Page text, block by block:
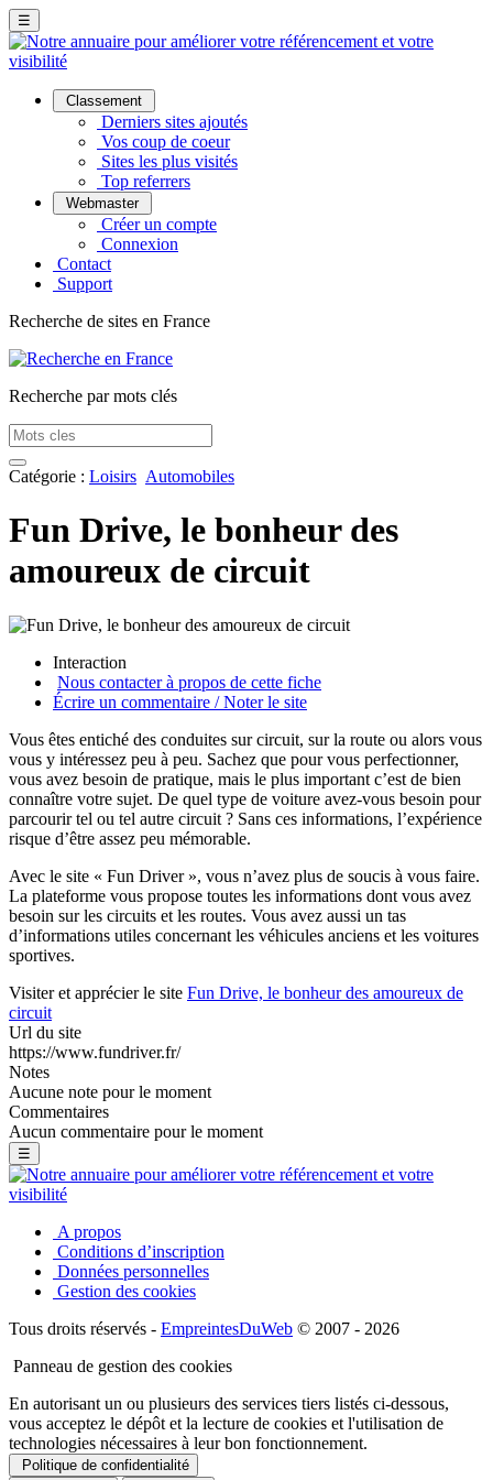
☰
Classement
Derniers sites ajoutés
Vos coup de coeur
Sites les plus visités
Top referrers
Webmaster
Créer un compte
Connexion
Contact
Support
Recherche de sites en France
Recherche par mots clés
Catégorie : Loisirs Automobiles
Fun Drive, le bonheur des
amoureux de circuit
Interaction
Nous contacter à propos de cette fiche
Écrire un commentaire / Noter le site
Vous êtes entiché des conduites sur circuit, sur la route ou alors vous
vous y intéressez peu à peu. Sachez que pour vous perfectionner,
vous avez besoin de pratique, mais le plus important c’est de bien
connaître votre sujet. De quel type de voiture avez-vous besoin pour
parcourir tel ou tel autre circuit ? Sans ces informations, l’expérience
risque d’être assez peu mémorable.
Avec le site « Fun Driver », vous n’avez plus de soucis à vous faire.
La plateforme vous propose toutes les informations dont vous avez
besoin sur les circuits et les routes. Vous avez aussi un tas
d’informations utiles concernant les véhicules anciens et les voitures
sportives.
Visiter et apprécier le site Fun Drive, le bonheur des amoureux de
circuit
Url du site
https://www.fundriver.fr/
Notes
Aucune note pour le moment
Commentaires
Aucun commentaire pour le moment
☰
A propos
Conditions d’inscription
Données personnelles
Gestion des cookies
Tous droits réservés - EmpreintesDuWeb © 2007 - 2026
Panneau de gestion des cookies
En autorisant un ou plusieurs des services tiers listés ci-dessous,
vous acceptez le dépôt et la lecture de cookies et l'utilisation de
technologies nécessaires à leur bon fonctionnement.
Politique de confidentialité